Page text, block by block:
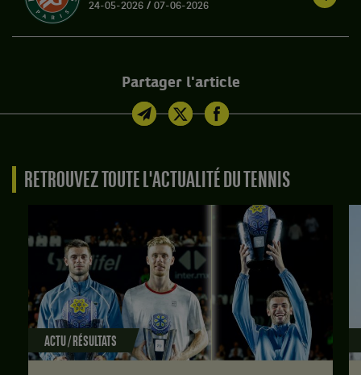
24-05-2026 / 07-06-2026
Partager l'article
RETROUVEZ TOUTE L'ACTUALITÉ DU TENNIS
ACTU / RÉSULTATS